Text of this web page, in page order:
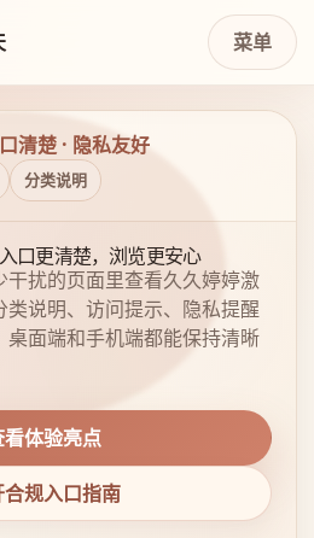
菜单
清楚 · 隐私友好
分类说明
口更清楚，浏览更安心
扰的页面里查看久久婷婷激
说明、访问提示、隐私提醒
桌面端和手机端都能保持清晰
看体验亮点
规入口指南